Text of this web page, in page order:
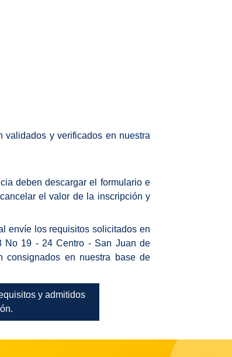
y verificados en nuestra
deben descargar el formulario e
el valor de la inscripción y
envíe los requisitos solicitados en
No 19 - 24 Centro - San Juan de
consignados en nuestra base de
y admitidos